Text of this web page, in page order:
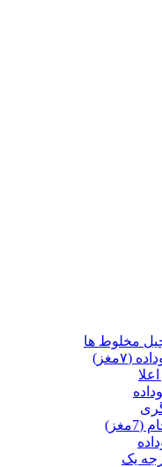
مخلوط ها
(۷مغز)
یک